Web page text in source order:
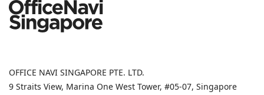
OFFICE NAVI SINGAPORE PTE. LTD.
9 Straits View, Marina One West Tower, #05-07, Singapore